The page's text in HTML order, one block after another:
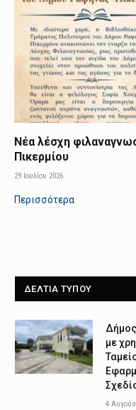
Νέα λέσχη
Πικερμίου
29 Ιουλίου 2026
Περισσότερα
ΔΕΛΤΙΑ ΤΥΠΟΥ
με
4